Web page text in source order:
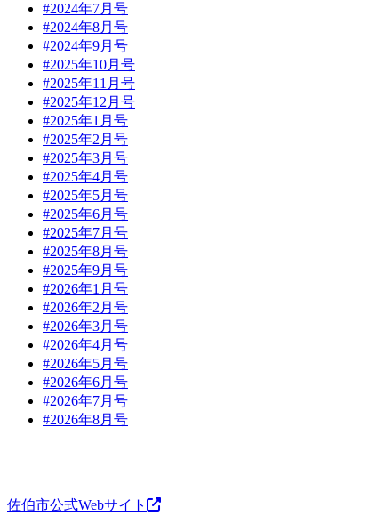
#2024年7月号
#2024年8月号
#2024年9月号
#2025年10月号
#2025年11月号
#2025年12月号
#2025年1月号
#2025年2月号
#2025年3月号
#2025年4月号
#2025年5月号
#2025年6月号
#2025年7月号
#2025年8月号
#2025年9月号
#2026年1月号
#2026年2月号
#2026年3月号
#2026年4月号
#2026年5月号
#2026年6月号
#2026年7月号
#2026年8月号
佐伯市公式Webサイト